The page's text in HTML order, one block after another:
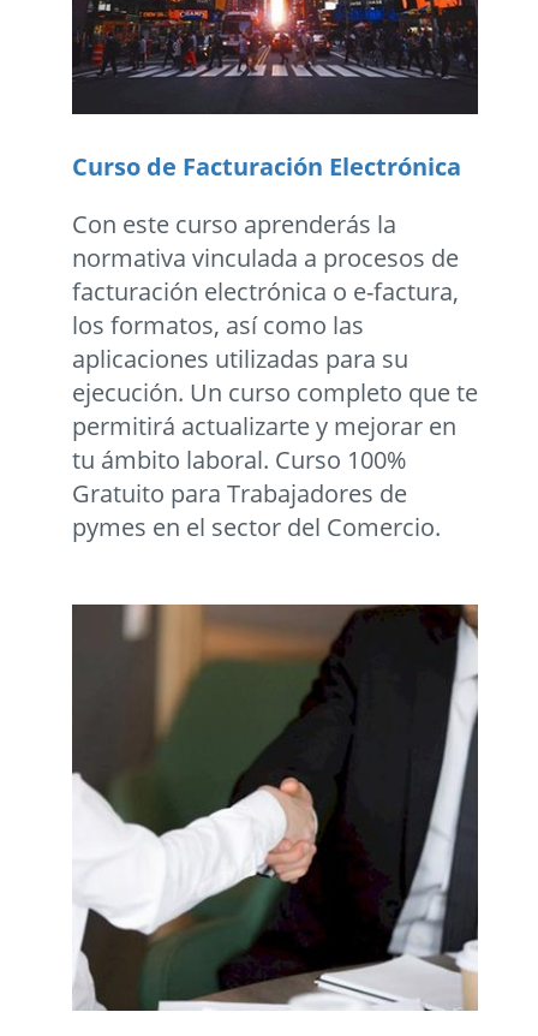
Curso de Facturación Electrónica
Con este curso aprenderás la
normativa vinculada a procesos de
facturación electrónica o e-factura,
los formatos, así como las
aplicaciones utilizadas para su
ejecución. Un curso completo que te
permitirá actualizarte y mejorar en
tu ámbito laboral. Curso 100%
Gratuito para Trabajadores de
pymes en el sector del Comercio.